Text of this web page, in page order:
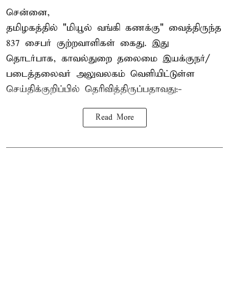
சென்னை,
தமிழகத்தில் "மியூல் வங்கி கணக்கு" வைத்திருந்த
837 சைபர் குற்றவாளிகள் கைது. இது
தொடர்பாக, காவல்துறை தலைமை இயக்குநர்/
படைத்தலைவர் அலுவலகம் வெளியிட்டுள்ள
செய்திக்குறிப்பில் தெரிவித்திருப்பதாவது:-
Read More